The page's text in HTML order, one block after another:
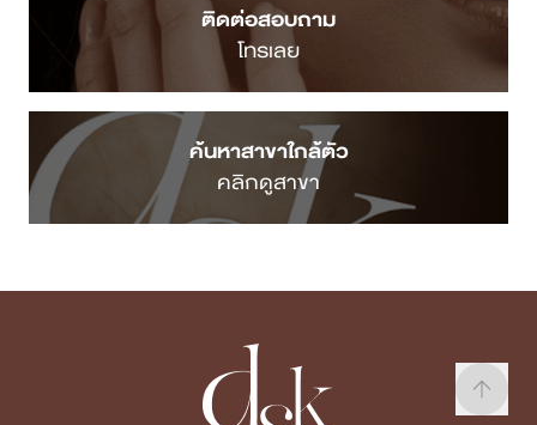
ติดต่อสอบถาม
โทรเลย
ค้นหาสาขาใกล้ตัว
คลิกดูสาขา